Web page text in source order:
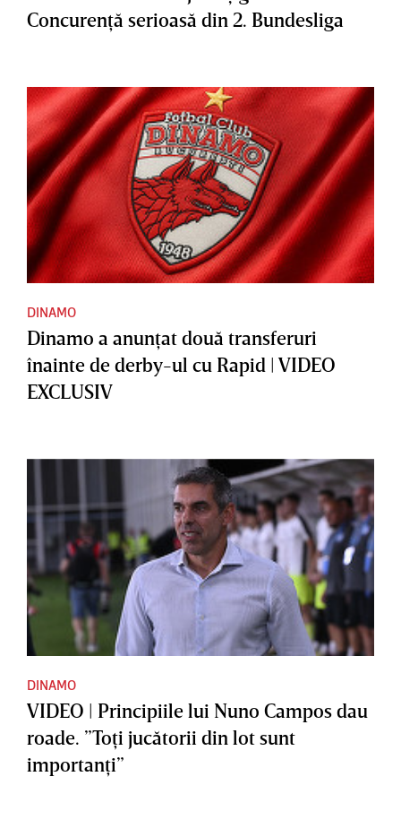
Concurenţă serioasă din 2. Bundesliga
DINAMO
Dinamo a anunţat două transferuri
înainte de derby-ul cu Rapid | VIDEO
EXCLUSIV
DINAMO
VIDEO | Principiile lui Nuno Campos dau
roade. ”Toţi jucătorii din lot sunt
importanţi”